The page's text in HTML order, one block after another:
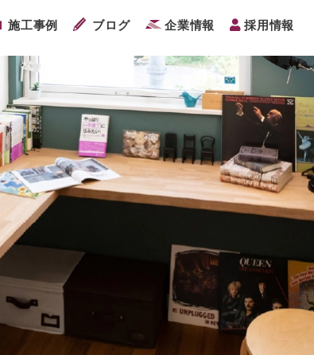
施工事例 ブログ 企業情報 採用情報